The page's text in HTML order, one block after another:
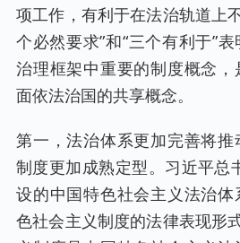
项工作，有利于在法治轨道上
个必然要求”和“三个有利于”
治理框架中重要的制度概念
面依法治国的共享概念。
第一，法治体系更加完善将推
制度更加成熟定型。习近平总
设的中国特色社会主义法治
色社会主义制度的法律表现形